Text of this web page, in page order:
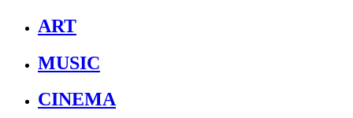
ART
MUSIC
CINEMA